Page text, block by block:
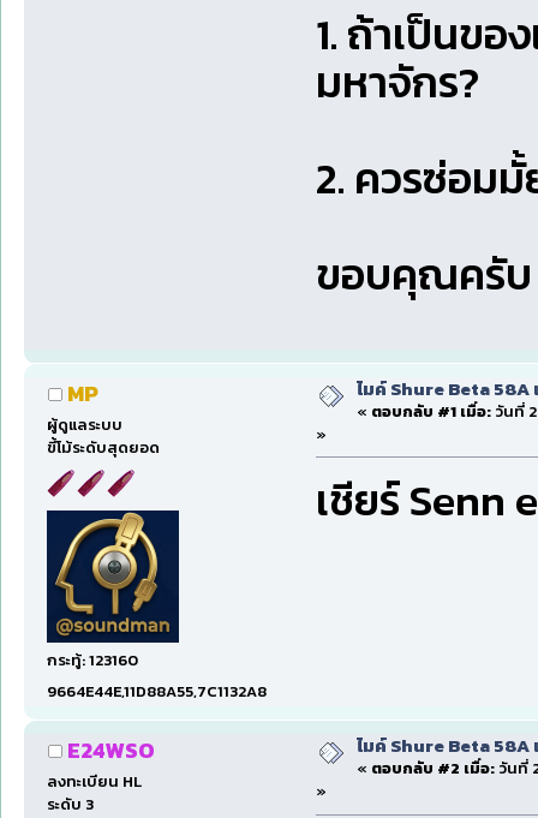
1. ถ้าเป็นขอ
มหาจักร?
2. ควรซ่อม
ขอบคุณครับ
MP
ผู้ดูแลระบบ
ขี้โม้ระดับสุดยอด
กระทู้: 123160
9664E44E,11D88A55,7C1132A8
ไมค์ Shure Beta
« ตอบกลับ #1 เมื่อ:วันที่
»
เชียร์ Senn
E24WSO
ลงทะเบียน HL
ระดับ 3
ไมค์ Shure Beta
« ตอบกลับ #2 เมื่อ:วันที่
»